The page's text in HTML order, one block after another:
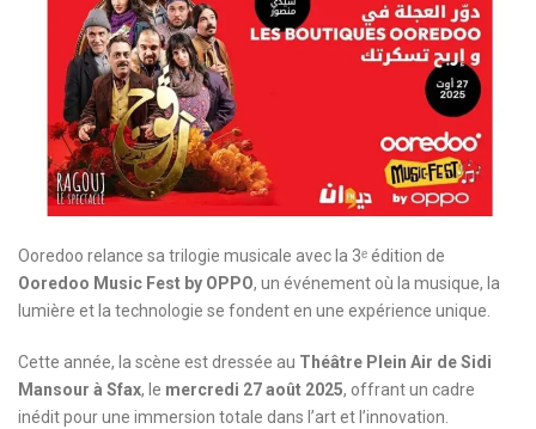
Ooredoo relance sa trilogie musicale avec la 3ᵉ édition de
Ooredoo Music Fest by OPPO, un événement où la musique, la
lumière et la technologie se fondent en une expérience unique.
Cette année, la scène est dressée au Théâtre Plein Air de Sidi
Mansour à Sfax, le mercredi 27 août 2025, offrant un cadre
inédit pour une immersion totale dans l’art et l’innovation.